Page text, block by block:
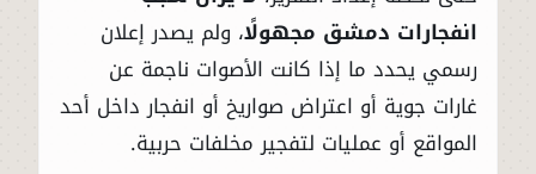
انفجارات دمشق مجهولًا، ولم يصدر إعلان
رسمي يحدد ما إذا كانت الأصوات ناجمة عن
غارات جوية أو اعتراض صواريخ أو انفجار داخل أحد
المواقع أو عمليات لتفجير مخلفات حربية.